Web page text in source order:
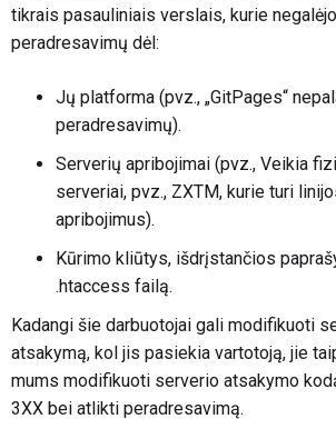
tikrais pasauliniais verslais, kurie
peradresavimų dėl:
Jų platforma (pvz., „GitPages“
peradresavimų).
Serverių apribojimai (pvz., Veikia
serveriai, pvz., ZXTM, kurie turi
apribojimus).
Kūrimo kliūtys, išdrįstančios
.htaccess failą.
Kadangi šie darbuotojai gali modifikuoti
atsakymą, kol jis pasiekia vartotoją, jie
mums modifikuoti serverio atsakymo
3XX bei atlikti peradresavimą.